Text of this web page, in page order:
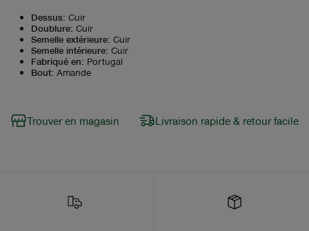
Dessus: Cuir
Doublure: Cuir
Semelle extérieure: Cuir
Semelle intérieure: Cuir
Fabriqué en: Portugal
Bout: Amande
Trouver en magasin Livraison rapide & retour facile